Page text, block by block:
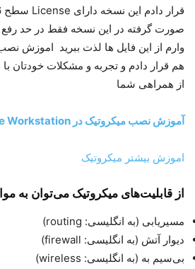
صورت گرفته در این نسخه فقط در حد رفع
هم قرار دادم و تجربه و مشکلات خودتان با
از همراهی شما
آموزش نصب میکروتیک در VMware Workstation
اموزش بیشتر میکروتیک
از قابلیت‌های میکروتیک می‌توان به
مسیریابی (به انگلیسی: routing)
دیوار آتش (به انگلیسی: firewall)
بی‌سیم به (به انگلیسی: wireless)